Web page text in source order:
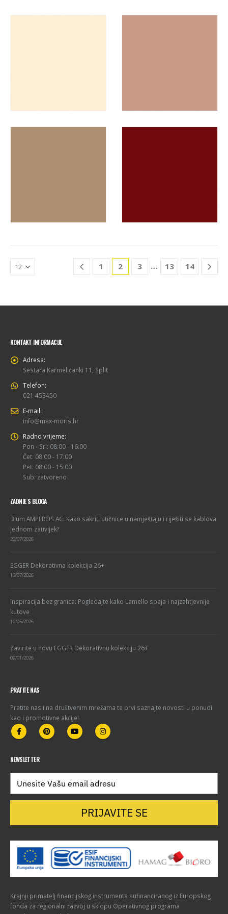
1 2 3 … 13 14
KONTAKT INFORMACIJE
Adresa:
Sestara Karmelićanki 11, Split
Telefon:
021 453450
E-mail:
info@max-moris.hr
Radno vrijeme:
Pon - Sri: 08:00 - 16:00
Čet: 08:00 - 17:00
Pet: 08:00 - 15:00
Sub: zatvoreno
ZADNJE S BLOGA
Blum AMPEROS AC: Kako sakriti utičnice u namještaju i riješiti se kablova
jednom zauvijek?
20/07/2026
EGGER Dekorativna kolekcija 26+
13/07/2026
Inspiracija bez granica: Pogledajte kako Lamello spaja i najzahtjevnije
kutove
12/05/2026
Zavirite u novu EGGER Dekorativnu kolekciju 26+
09/01/2026
PRATITE NAS
Pratite nas i na društvenim mrežama te prvi saznajte novosti u ponudi
kao i promotivne akcije!
NEWSLETTER
PRIJAVITE SE
Krajnji primatelj financijskog instrumenta sufinanciranog iz Europskog
fonda za regionalni razvoj u sklopu Operativnog programa